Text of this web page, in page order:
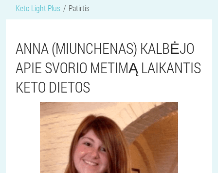
Keto Light Plus Patirtis
ANNA (MIUNCHENAS) KALBĖJO
APIE SVORIO METIMĄ LAIKANTIS
KETO DIETOS